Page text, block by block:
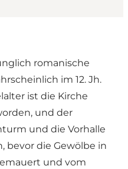
romanische
im 12. Jh.
ist die Kirche
und der
und die Vorhalle
bevor die Gewölbe in
und vom